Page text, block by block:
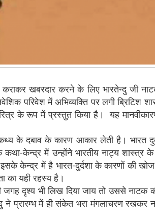
कराकर खबरदार करने के लिए भारतेन्दु जी
परिवेश में अभिव्यक्ति पर लगी ब्रिटिश
चरित्र के रूप में प्रस्तुत किया है। यह
के दबाव के कारण आकार लेती है। भारत
कथा-केन्द्र में उन्होंने भारतीय नाट्य
केन्द्र में है भारत-दुर्दशा के कारणों की
का यही रहस्य है।
दृश्य भी लिख दिया जाय तो उससे नाटक
प्रारम्भ में ही संकेत भरा मंगलाचरण रखकर